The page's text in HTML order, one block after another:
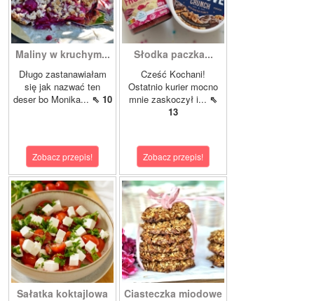
Maliny w kruchym...
Długo zastanawiałam
się jak nazwać ten
deser bo Monika... ⇖ 10
Zobacz przepis!
Słodka paczka...
Cześć Kochani!
Ostatnio kurier mocno
mnie zaskoczył i... ⇖
13
Zobacz przepis!
Sałatka koktajlowa Ciasteczka miodowe